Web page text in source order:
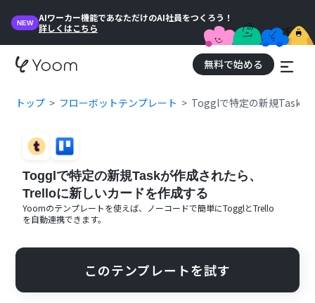
NEW
AIワーカー機能であなただけのAI社員をつくろう！
詳しくはこちら
無料で始める
トップ フローボットテンプレート Togglで特定の新規Taskが
Togglで特定の新規Taskが作成されたら、
Trelloに新しいカードを作成する
Yoomのテンプレートを使えば、ノーコードで簡単にTogglとTrello
を自動連携できます。
このテンプレートを試す